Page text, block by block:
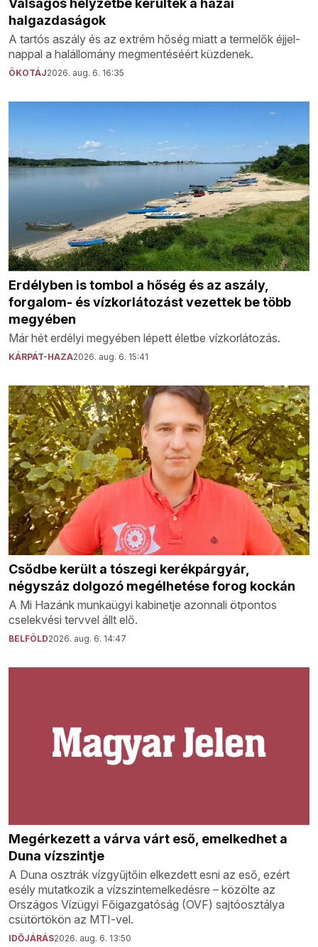
Válságos helyzetbe kerültek a hazai
halgazdaságok
A tartós aszály és az extrém hőség miatt a termelők éjjel-
nappal a halállomány megmentéséért küzdenek.
ÖKOTÁJ2026. aug. 6. 16:35
Erdélyben is tombol a hőség és az aszály,
forgalom- és vízkorlátozást vezettek be több
megyében
Már hét erdélyi megyében lépett életbe vízkorlátozás.
KÁRPÁT-HAZA2026. aug. 6. 15:41
Csődbe került a tószegi kerékpárgyár,
négyszáz dolgozó megélhetése forog kockán
A Mi Hazánk munkaügyi kabinetje azonnali ötpontos
cselekvési tervvel állt elő.
BELFÖLD2026. aug. 6. 14:47
Megérkezett a várva várt eső, emelkedhet a
Duna vízszintje
A Duna osztrák vízgyűjtőin elkezdett esni az eső, ezért
esély mutatkozik a vízszintemelkedésre – közölte az
Országos Vízügyi Főigazgatóság (OVF) sajtóosztálya
csütörtökön az MTI-vel.
IDŐJÁRÁS2026. aug. 6. 13:50